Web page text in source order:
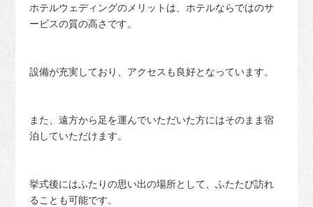
ホテルウェディングのメリットは、ホテルならではのサ
ービスの質の高さです。
設備が充実しており、アクセスも良好となっています。
また、遠方から足を運んでいただいた方にはそのまま宿
泊していただけます。
挙式後にはふたりの思い出の場所として、ふたたび訪れ
ることも可能です。